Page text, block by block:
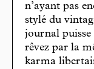
n’ayant pas
stylé du
journal puisse
rêvez par la
karma